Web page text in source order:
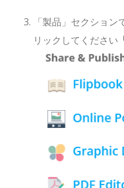
「製品」セクショ
リックしてください